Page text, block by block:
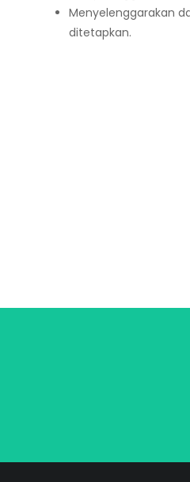
Menyelenggarakan
ditetapkan.